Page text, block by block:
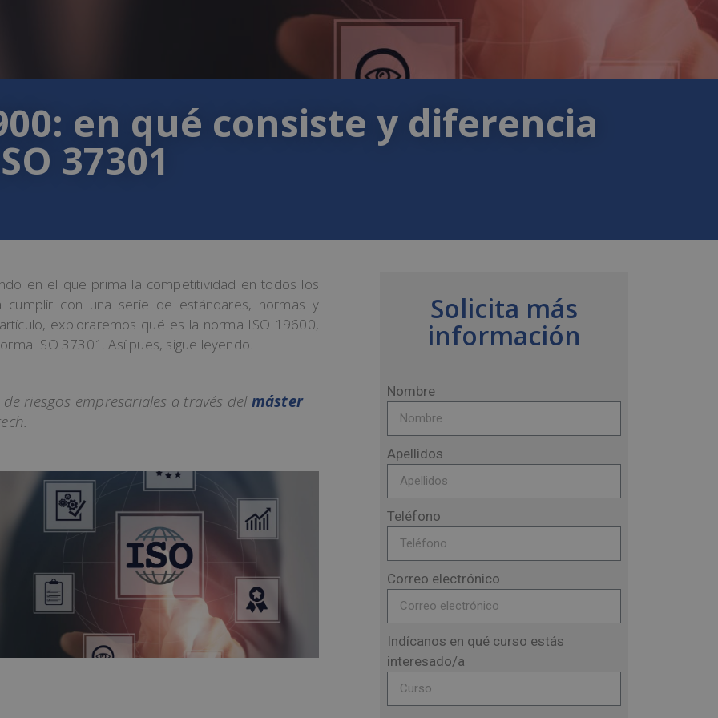
en qué consiste y diferencia
37301
en el que prima la competitividad en todos los
con una serie de estándares, normas y
exploraremos qué es la norma ISO 19600,
ISO 37301. Así pues, sigue leyendo.
riesgos empresariales a través del máster
Solicita más
información
Nombre
Apellidos
Teléfono
Correo electrónico
Indícanos en qué curso estás
interesado/a